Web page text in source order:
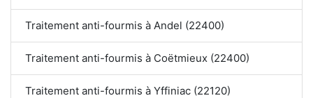
Traitement anti-fourmis à Andel (22400)
Traitement anti-fourmis à Coëtmieux (22400)
Traitement anti-fourmis à Yffiniac (22120)